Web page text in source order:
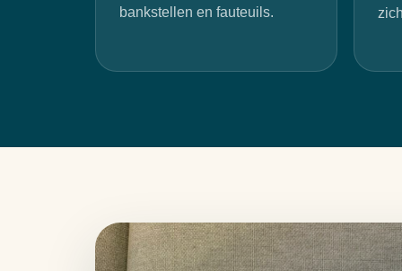
bankstellen en fauteuils.